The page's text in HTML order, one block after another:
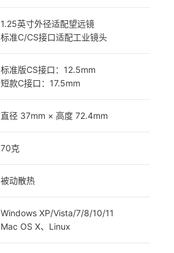
1.25英寸外径适配望远镜
标准C/CS接口适配工业镜头
标准版CS接口：12.5mm
短款C接口：17.5mm
直径 37mm × 高度 72.4mm
70克
被动散热
Windows XP/Vista/7/8/10/11
Mac OS X、Linux